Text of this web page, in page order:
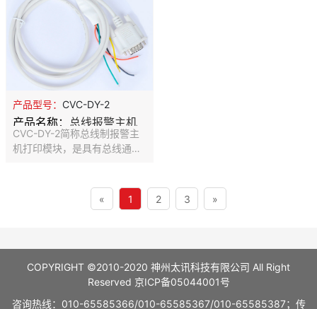
有线、无线兼容，有线防区都
采用了双防区技术。 ● 兼容性
强：采用国际标准安定宝
Contact ID通讯协议及
DTMF4+2，CVC通讯协议，
完全兼容市面上多种警讯中心
历日期时钟（年误差5分钟以
内），并通过键盘LCD显示，
也可通过LED键盘查看。 ● 可
配输出模
产品型号： CVC-DY-2
产品名称： 总线报警主机
打印机模块
CVC-DY-2简称总线制报警主
机打印模块，是具有总线通讯
实用。适合用于CVC系列总线
« 1 2 3 »
COPYRIGHT ©2010-2020 神州太讯科技有限公司 All Right
Reserved 京ICP备05044001号
咨询热线：010-65585366/010-65585367/010-65585387；传